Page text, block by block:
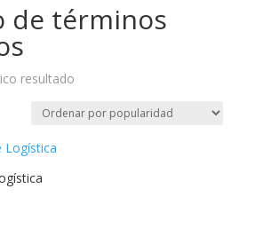
de términos
resultado